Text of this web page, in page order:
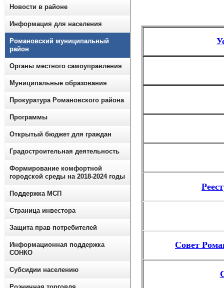
Совет
Новости в районе
Информация для населения
Романовский муниципальный
район
Органы местного самоуправления
Муниципальные образования
Прокуратура Романовского района
Программы
Открытый бюджет для граждан
Градостроительная деятельность
Формирование комфортной
городской среды на 2018-2024 годы
Поддержка МСП
Страница инвестора
Защита прав потребителей
Информационная поддержка
СОНКО
Субсидии населению